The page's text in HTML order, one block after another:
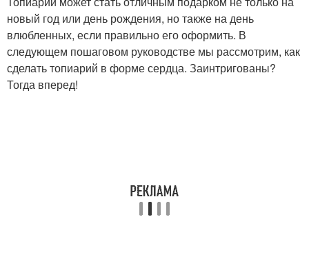
новый год или день рождения, но также на день
влюбленных, если правильно его оформить. В
следующем пошаговом руководстве мы рассмотрим, как
сделать топиарий в форме сердца. Заинтригованы?
Тогда вперед!